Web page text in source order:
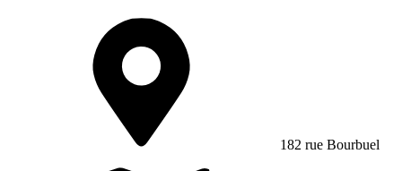
182 rue Bourbuel